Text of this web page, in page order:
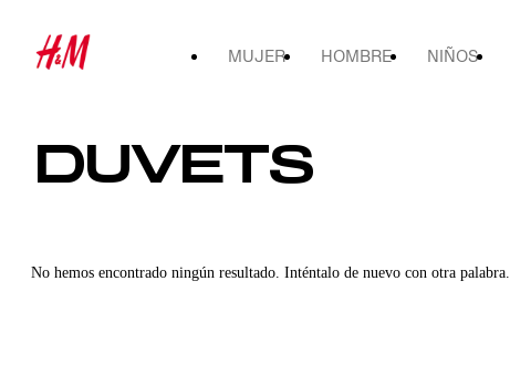
MUJER HOMBRE NIÑOS
DUVETS
No hemos encontrado ningún resultado. Inténtalo de nuevo con otra palabra.